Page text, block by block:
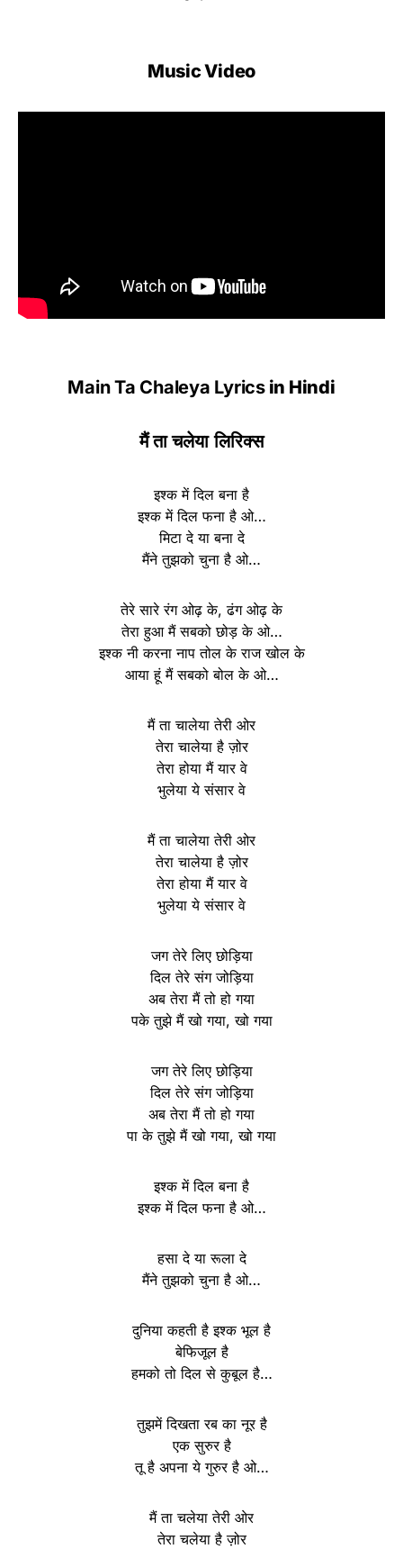
Music Video
Main Ta Chaleya Lyricsin Hindi
मैं ता चलेया लिरिक्स
इश्क में दिल बना है
इश्क में दिल फना है ओ…
मिटा दे या बना दे
मैंने तुझको चुना है ओ…
तेरे सारे रंग ओढ़ के, ढंग ओढ़ के
तेरा हुआ मैं सबको छोड़ के ओ…
इश्क नी करना नाप तोल के राज खोल के
आया हूं मैं सबको बोल के ओ…
मैं ता चालेया तेरी ओर
तेरा चालेया है ज़ोर
तेरा होया मैं यार वे
भुलेया ये संसार वे
मैं ता चालेया तेरी ओर
तेरा चालेया है ज़ोर
तेरा होया मैं यार वे
भुलेया ये संसार वे
जग तेरे लिए छोड़िया
दिल तेरे संग जोड़िया
अब तेरा मैं तो हो गया
पके तुझे मैं खो गया, खो गया
जग तेरे लिए छोड़िया
दिल तेरे संग जोड़िया
अब तेरा मैं तो हो गया
पा के तुझे मैं खो गया, खो गया
इश्क में दिल बना है
इश्क में दिल फना है ओ…
हसा दे या रूला दे
मैंने तुझको चुना है ओ…
दुनिया कहती है इश्क भूल है
बेफिजूल है
हमको तो दिल से कुबूल है…
तुझमें दिखता रब का नूर है
एक सुरुर है
तू है अपना ये गुरुर है ओ…
मैं ता चलेया तेरी ओर
तेरा चलेया है ज़ोर